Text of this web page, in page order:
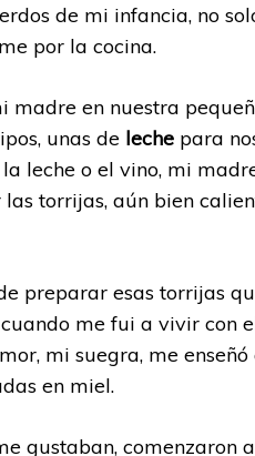
de mi infancia, no
por la cocina.
madre en nuestra
unas de leche para
leche o el vino, mi
torrijas, aún bien
preparar esas torrijas
me fui a vivir con
mi suegra, me
en miel.
gustaban, comenzaron